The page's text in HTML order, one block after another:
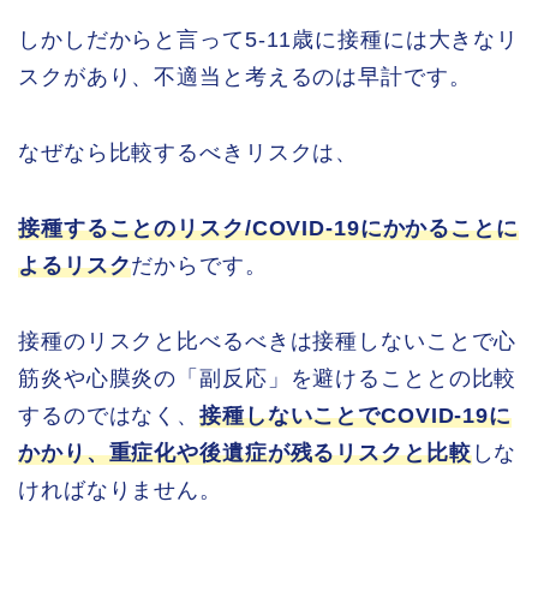
しかしだからと言って5-11歳に接種には大きなリ
スクがあり、不適当と考えるのは早計です。
なぜなら比較するべきリスクは、
接種することのリスク/COVID-19にかかることに
よるリスクだからです。
接種のリスクと比べるべきは接種しないことで心
筋炎や心膜炎の「副反応」を避けることとの比較
するのではなく、接種しないことでCOVID-19に
かかり、重症化や後遺症が残るリスクと比較しな
ければなりません。